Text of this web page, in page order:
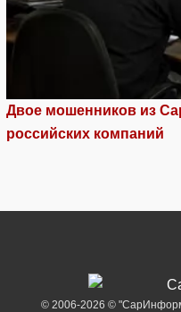
Двое мошенников из
российских компаний
© 2006-2026 ©